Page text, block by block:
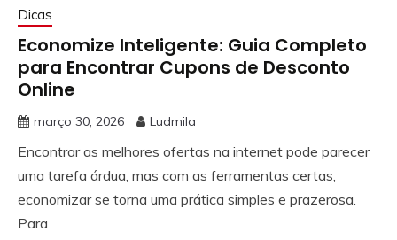
Dicas
Economize Inteligente: Guia Completo
para Encontrar Cupons de Desconto
Online
março 30, 2026 Ludmila
Encontrar as melhores ofertas na internet pode parecer
uma tarefa árdua, mas com as ferramentas certas,
economizar se torna uma prática simples e prazerosa.
Para